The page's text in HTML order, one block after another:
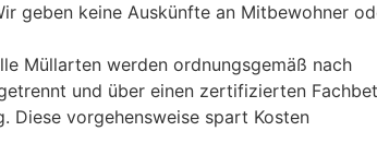
geben keine Auskünfte an Mitbewohner
Müllarten werden ordnungsgemäß nach
und über einen zertifizierten
Diese vorgehensweise spart Kosten